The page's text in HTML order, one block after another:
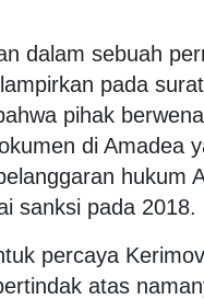
dalam sebuah
pada
pihak
di Amadea
hukum
sanksi pada 2018.
percaya
atas